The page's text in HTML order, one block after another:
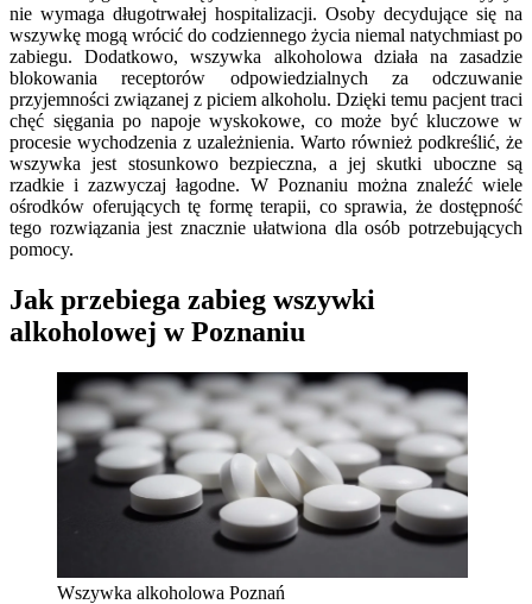
nie wymaga długotrwałej hospitalizacji. Osoby decydujące się na
wszywkę mogą wrócić do codziennego życia niemal natychmiast po
zabiegu. Dodatkowo, wszywka alkoholowa działa na zasadzie
blokowania receptorów odpowiedzialnych za odczuwanie
przyjemności związanej z piciem alkoholu. Dzięki temu pacjent traci
chęć sięgania po napoje wyskokowe, co może być kluczowe w
procesie wychodzenia z uzależnienia. Warto również podkreślić, że
wszywka jest stosunkowo bezpieczna, a jej skutki uboczne są
rzadkie i zazwyczaj łagodne. W Poznaniu można znaleźć wiele
ośrodków oferujących tę formę terapii, co sprawia, że dostępność
tego rozwiązania jest znacznie ułatwiona dla osób potrzebujących
pomocy.
Jak przebiega zabieg wszywki
alkoholowej w Poznaniu
Wszywka alkoholowa Poznań